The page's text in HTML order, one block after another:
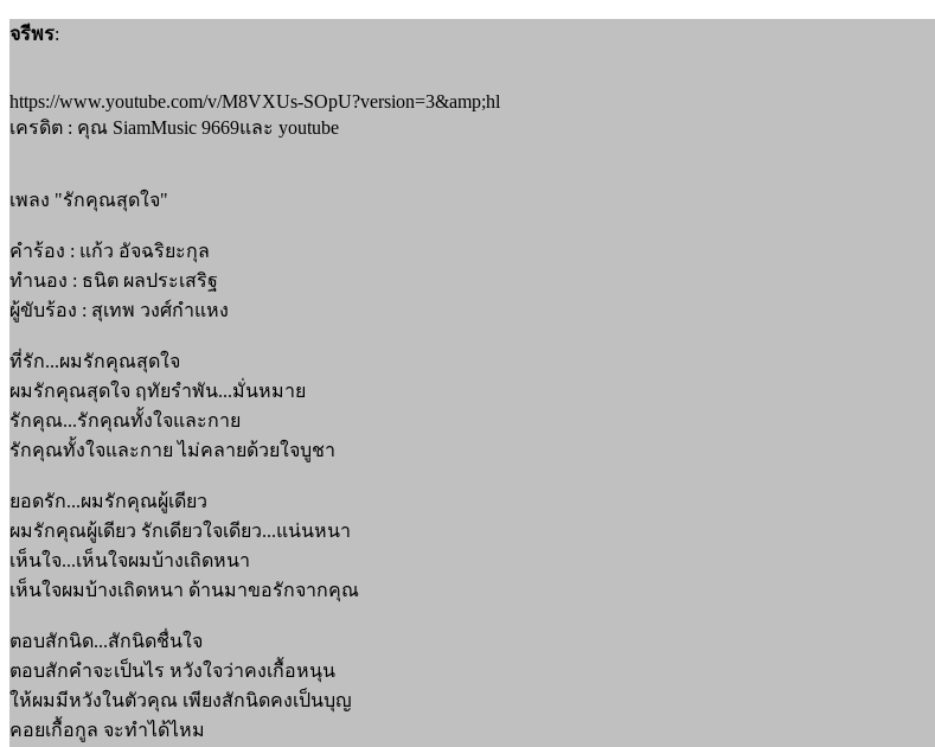
จรีพร:
https://www.youtube.com/v/M8VXUs-SOpU?version=3&amp;hl
เครดิต : คุณ SiamMusic 9669และ youtube
เพลง "รักคุณสุดใจ"
คำร้อง : แก้ว อัจฉริยะกุล
ทำนอง : ธนิต ผลประเสริฐ
ผู้ขับร้อง : สุเทพ วงศ์กำแหง
ที่รัก...ผมรักคุณสุดใจ
ผมรักคุณสุดใจ ฤทัยรำพัน...มั่นหมาย
รักคุณ...รักคุณทั้งใจและกาย
รักคุณทั้งใจและกาย ไม่คลายด้วยใจบูชา
ยอดรัก...ผมรักคุณผู้เดียว
ผมรักคุณผู้เดียว รักเดียวใจเดียว...แน่นหนา
เห็นใจ...เห็นใจผมบ้างเถิดหนา
เห็นใจผมบ้างเถิดหนา ด้านมาขอรักจากคุณ
ตอบสักนิด...สักนิดชื่นใจ
ตอบสักคำจะเป็นไร หวังใจว่าคงเกื้อหนุน
ให้ผมมีหวังในตัวคุณ เพียงสักนิดคงเป็นบุญ
คอยเกื้อกูล จะทำได้ไหม